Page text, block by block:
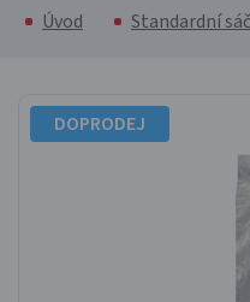
Úvod Standardní
DOPRODEJ